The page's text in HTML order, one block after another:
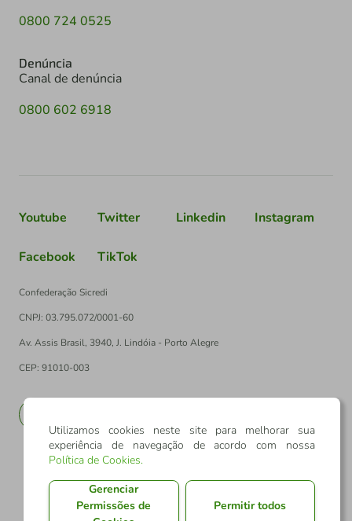
0800 724 0525
Denúncia
Canal de denúncia
0800 602 6918
Youtube Twitter Linkedin Instagram
Facebook TikTok
Confederação Sicredi
CNPJ: 03.795.072/0001-60
Av. Assis Brasil, 3940, J. Lindóia - Porto Alegre
CEP: 91010-003
Utilizamos cookies neste site para melhorar sua
experiência de navegação de acordo com nossa
Política de Cookies.
Gerenciar
Permissões de
Permitir todos